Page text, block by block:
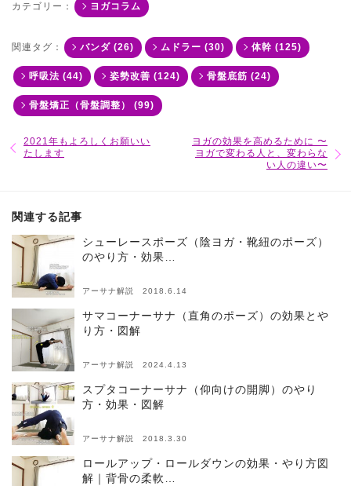
カテゴリー： ヨガコラム
関連タグ： バンダ (26) ムドラー (30) 体幹 (125)
呼吸法 (44) 姿勢改善 (124) 骨盤底筋 (24)
骨盤矯正（骨盤調整） (99)
2021年もよろしくお願いい
たします
ヨガの効果を高めるために 〜
ヨガで変わる人と、変わらな
い人の違い〜
関連する記事
シューレースポーズ（陰ヨガ・靴紐のポーズ）
のやり方・効果…
アーサナ解説 2018.6.14
サマコーナーサナ（直角のポーズ）の効果とや
り方・図解
アーサナ解説 2024.4.13
スプタコーナーサナ（仰向けの開脚）のやり
方・効果・図解
アーサナ解説 2018.3.30
ロールアップ・ロールダウンの効果・やり方図
解｜背骨の柔軟…